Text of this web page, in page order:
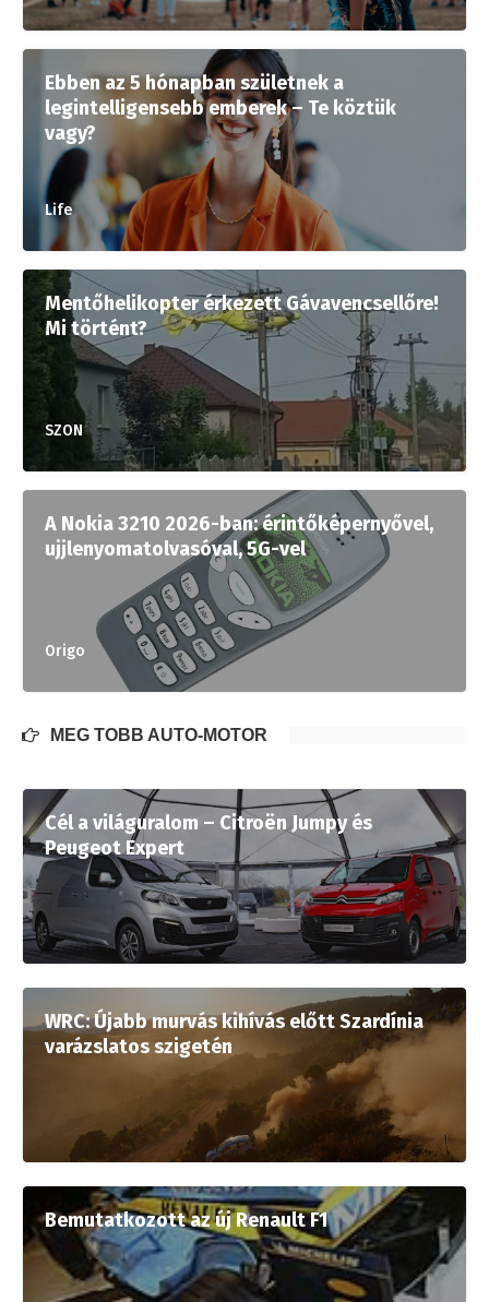
Ebben az 5 hónapban születnek a
legintelligensebb emberek – Te köztük
vagy?
Life
Mentőhelikopter érkezett Gávavencsellőre!
Mi történt?
SZON
A Nokia 3210 2026-ban: érintőképernyővel,
ujjlenyomatolvasóval, 5G-vel
Origo
MÉG TÖBB AUTÓ-MOTOR
Cél a világuralom – Citroën Jumpy és
Peugeot Expert
WRC: Újabb murvás kihívás előtt Szardínia
varázslatos szigetén
Bemutatkozott az új Renault F1